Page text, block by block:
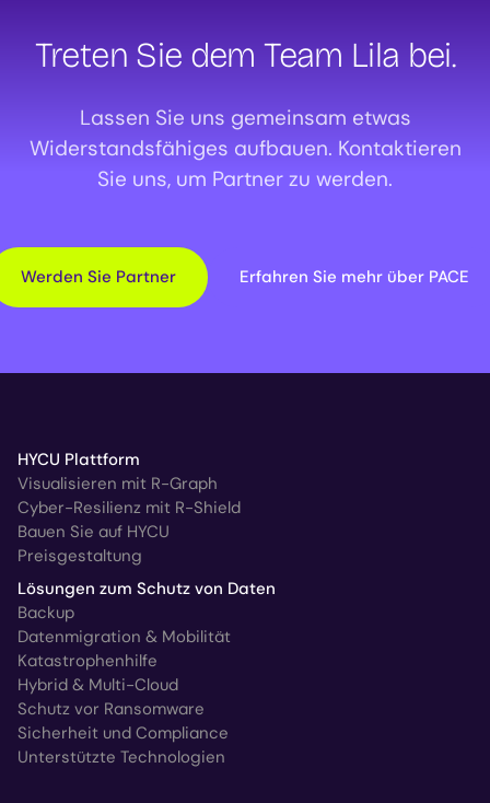
Treten Sie dem Team Lila bei.
Lassen Sie uns gemeinsam etwas
Widerstandsfähiges aufbauen. Kontaktieren
Sie uns, um Partner zu werden.
Werden Sie Partner Erfahren Sie mehr über PACE
HYCU Plattform
Visualisieren mit R-Graph
Cyber-Resilienz mit R-Shield
Bauen Sie auf HYCU
Preisgestaltung
Lösungen zum Schutz von Daten
Backup
Datenmigration & Mobilität
Katastrophenhilfe
Hybrid & Multi-Cloud
Schutz vor Ransomware
Sicherheit und Compliance
Unterstützte Technologien